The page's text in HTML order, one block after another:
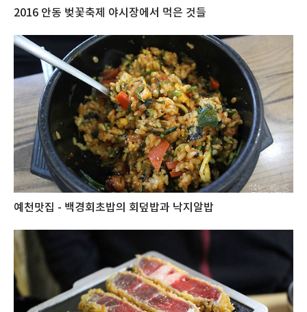
2016 안동 벚꽃축제 야시장에서 먹은 것들
예천맛집 - 백경회초밥의 회덮밥과 낙지알밥